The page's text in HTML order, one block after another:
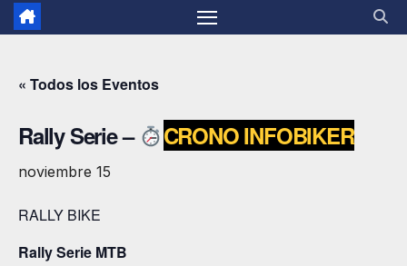
« Todos los Eventos
Rally Serie – CRONO INFOBIKER
noviembre 15
RALLY BIKE
Rally Serie MTB